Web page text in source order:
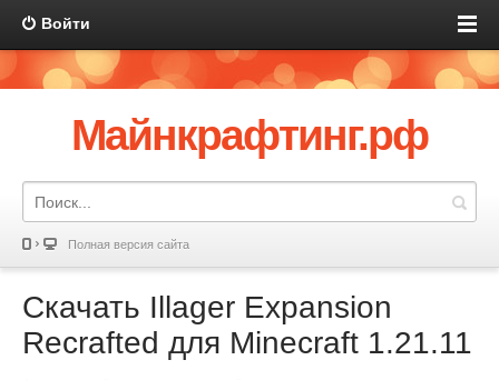
Войти
Майнкрафтинг.рф
Полная версия сайта
Скачать Illager Expansion
Recrafted для Minecraft 1.21.11